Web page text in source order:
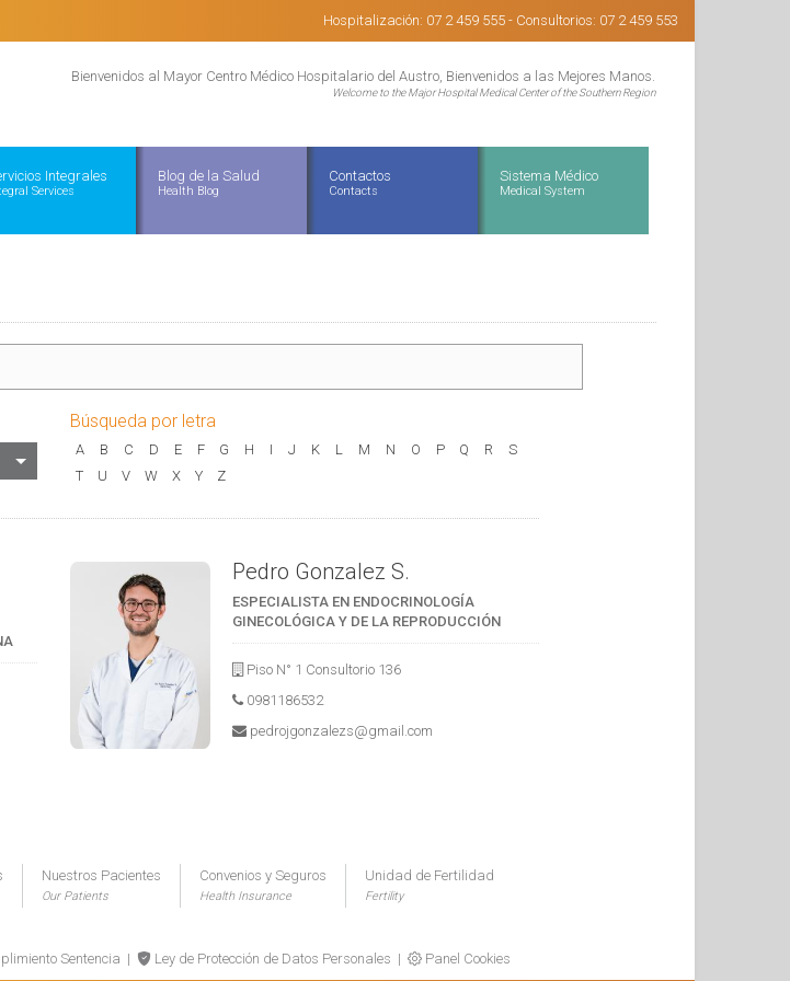
Hospitalización: 07 2 459 555 - Consultorios: 07 2 459 553
Bienvenidos al Mayor Centro Médico Hospitalario del Austro, Bienvenidos a las Mejores Manos.
Welcome to the Major Hospital Medical Center of the Southern Region
Integrales
Services
Blog de la Salud
Health Blog
Contactos
Contacts
Sistema Médico
Medical System
Búsqueda por letra
A B C D E F G H I J K L M N O P Q R
S
T
U V W X Y Z
Pedro Gonzalez S.
ESPECIALISTA EN ENDOCRINOLOGÍA
GINECOLÓGICA Y DE LA REPRODUCCIÓN
Piso N° 1 Consultorio 136
0981186532
pedrojgonzalezs@gmail.com
Nuestros Pacientes
Our Patients
Convenios y Seguros
Health Insurance
Unidad de Fertilidad
Fertility
Sentencia | Ley de Protección de Datos Personales | Panel Cookies